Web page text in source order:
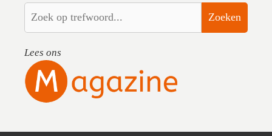
Zoeken
Lees ons